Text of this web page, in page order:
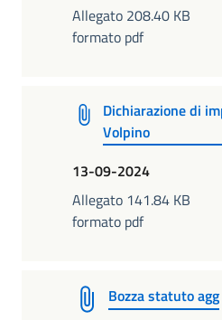
Allegato 208.40 KB
formato pdf
Dichiarazione di
Volpino
13-09-2024
Allegato 141.84 KB
formato pdf
Bozza statuto agg